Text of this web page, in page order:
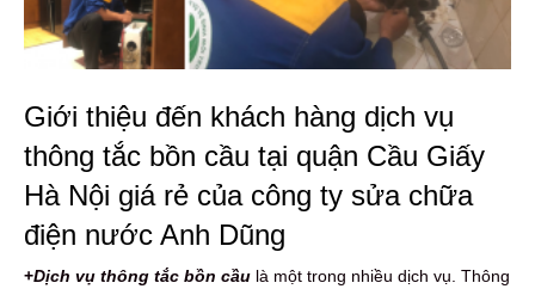
Giới thiệu đến khách hàng dịch vụ
thông tắc bồn cầu tại quận Cầu Giấy
Hà Nội giá rẻ của công ty sửa chữa
điện nước Anh Dũng
+Dịch vụ thông tắc bồn cầu là một trong nhiều dịch vụ. Thông